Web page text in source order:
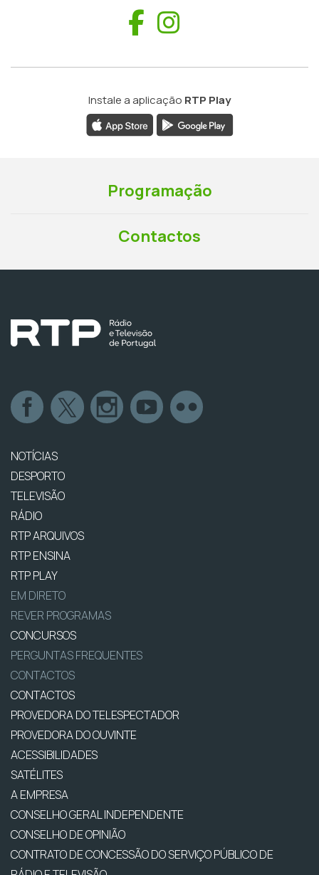
Facebook
Instale a aplicação RTP Play
Programação
Contactos
NOTÍCIAS
DESPORTO
TELEVISÃO
RÁDIO
RTP ARQUIVOS
RTP ENSINA
RTP PLAY
EM DIRETO
REVER PROGRAMAS
CONCURSOS
PERGUNTAS FREQUENTES
CONTACTOS
CONTACTOS
PROVEDORA DO TELESPECTADOR
PROVEDORA DO OUVINTE
ACESSIBILIDADES
SATÉLITES
A EMPRESA
CONSELHO GERAL INDEPENDENTE
CONSELHO DE OPINIÃO
CONTRATO DE CONCESSÃO DO SERVIÇO PÚBLICO DE